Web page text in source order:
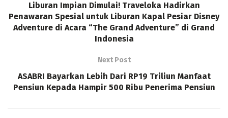
Liburan Impian Dimulai! Traveloka Hadirkan
Penawaran Spesial untuk Liburan Kapal Pesiar Disney
Adventure di Acara “The Grand Adventure” di Grand
Indonesia
Next Post
ASABRI Bayarkan Lebih Dari RP19 Triliun Manfaat
Pensiun Kepada Hampir 500 Ribu Penerima Pensiun